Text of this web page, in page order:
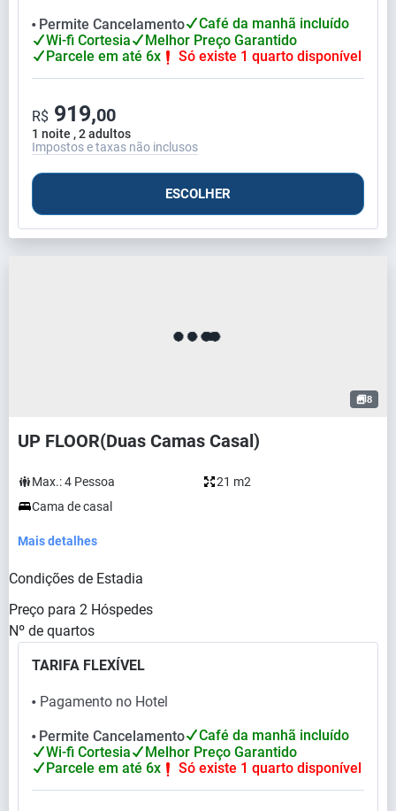
⬤ Permite Cancelamento
Café da manhã incluído
Wi-fi Cortesia
Melhor Preço Garantido
Parcele em até 6x
Só existe 1 quarto disponível
1 noite , 2 adultos
R$ 919,00
Impostos e taxas não inclusos
ESCOLHER
8
UP FLOOR(Duas Camas Casal)
Max.:4 Pessoa
21 m2
Cama de casal
Mais detalhes
Condições de Estadia
Preço para 2 Hóspedes
Nº de quartos
TARIFA FLEXÍVEL
⬤ Pagamento no Hotel
⬤ Permite Cancelamento
Café da manhã incluído
Wi-fi Cortesia
Melhor Preço Garantido
Parcele em até 6x
Só existe 1 quarto disponível